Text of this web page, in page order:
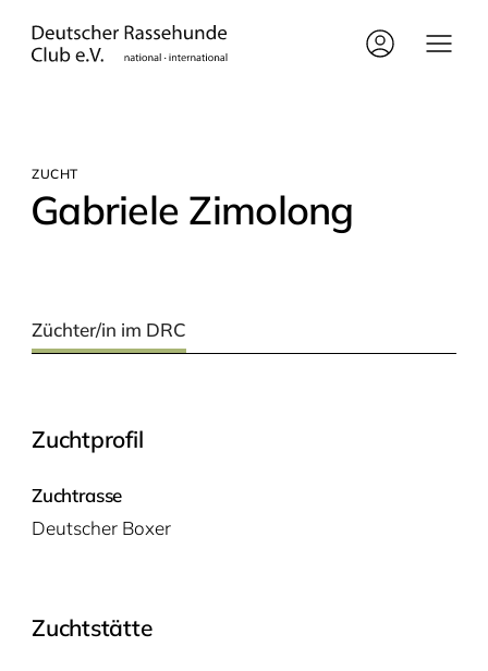
ZUCHT
Gabrie­le Zimolong
Züchter/in im DRC
Zuchtprofil
Zuchtrasse
Deut­scher Boxer
Zuchtstätte